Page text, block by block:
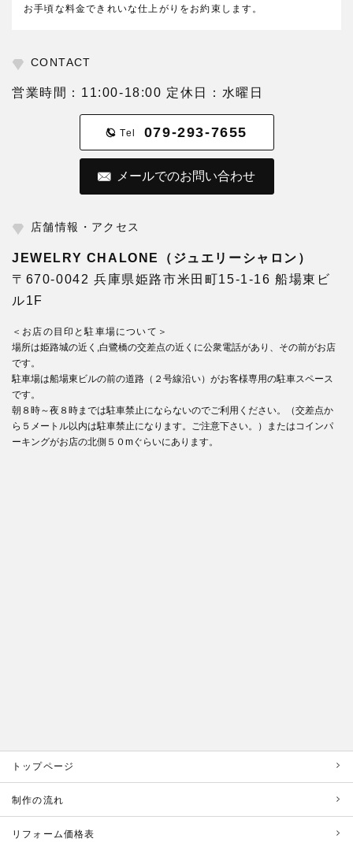
お手頃な料金できれいな仕上がりをお約束します。
CONTACT
営業時間：11:00-18:00 定休日：水曜日
Tel 079-293-7655
メールでのお問い合わせ
店舗情報・アクセス
JEWELRY CHALONE（ジュエリーシャロン）
〒670-0042 兵庫県姫路市米田町15-1-16 船場東ビ
ル1F
＜お店の目印と駐車場について＞
場所は姫路城の近く,白鷺橋の交差点の近くに公衆電話があり、その前がお店
です。
駐車場は船場東ビルの前の道路（２号線沿い）がお客様専用の駐車スペース
です。
朝８時～夜８時までは駐車禁止にならないのでご利用ください。（交差点か
ら５メートル以内は駐車禁止になります。ご注意下さい。）またはコインパ
ーキングがお店の北側５０mぐらいにあります。
トップページ
制作の流れ
リフォーム価格表